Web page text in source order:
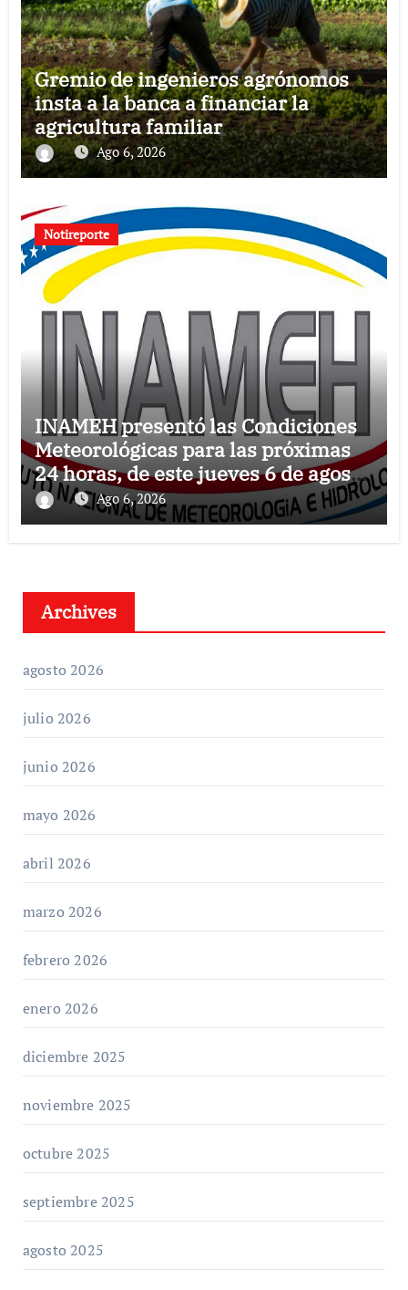
Gremio de ingenieros agrónomos
insta a la banca a financiar la
agricultura familiar
Ago 6, 2026
Notireporte
INAMEH presentó las Condiciones
Meteorológicas para las próximas
24 horas, de este jueves 6 de agosto
2026
Ago 6, 2026
Archives
agosto 2026
julio 2026
junio 2026
mayo 2026
abril 2026
marzo 2026
febrero 2026
enero 2026
diciembre 2025
noviembre 2025
octubre 2025
septiembre 2025
agosto 2025